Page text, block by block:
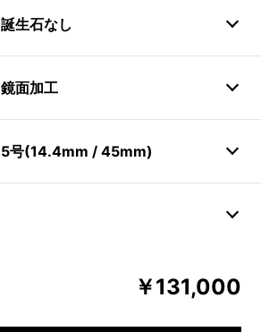
誕生石なし
鏡面加工
5号(14.4mm / 45mm)
￥131,000